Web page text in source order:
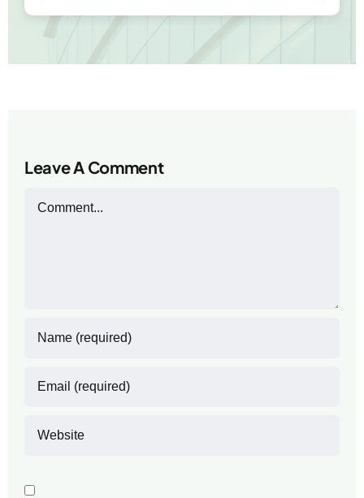
Leave A Comment